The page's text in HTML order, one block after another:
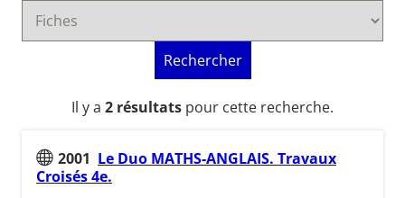
Rechercher
Il y a 2 résultats pour cette recherche.
2001 Le Duo MATHS-ANGLAIS. Travaux
Croisés 4e.